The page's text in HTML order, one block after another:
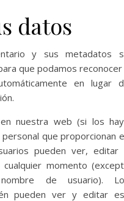
datos
y sus metadatos
que podamos
en lugar
nuestra web (si los
que proporcionan
pueden ver, editar
momento
de usuario).
pueden ver y editar